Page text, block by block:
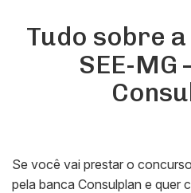
Tudo sobre
SEE-MG
Se você vai prestar o
pela banca Consulplan e quer